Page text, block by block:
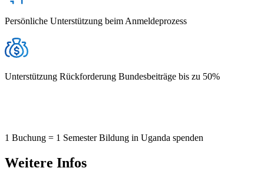
Persönliche Unterstützung beim Anmeldeprozess
Unterstützung Rückforderung Bundesbeiträge bis zu 50%
1 Buchung = 1 Semester Bildung in Uganda spenden
Weitere Infos